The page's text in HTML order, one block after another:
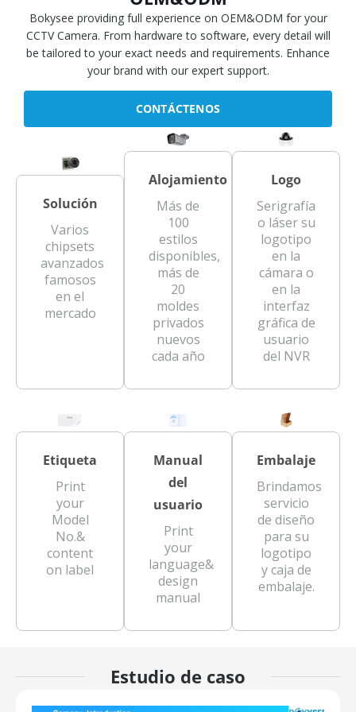
Bokysee providing full experience on OEM&ODM for your
CCTV Camera. From hardware to software, every detail will
be tailored to your exact needs and requirements. Enhance
your brand with our expert support.
CONTÁCTENOS
Solución
Varios
chipsets
avanzados
famosos
en el
mercado
Alojamiento
Más de
100
estilos
disponibles,
más de
20
moldes
privados
nuevos
cada año
Logo
Serigrafía
o láser su
logotipo
en la
cámara o
en la
interfaz
gráfica de
usuario
del NVR
Etiqueta
Print
your
Model
No.&
content
on label
Manual
del
usuario
Print
your
language&
design
manual
Embalaje
Brindamos
servicio
de diseño
para su
logotipo
y caja de
embalaje.
Estudio de caso